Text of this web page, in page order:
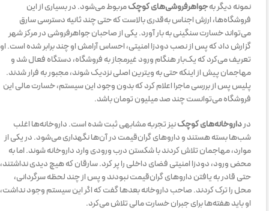
نمونه دیگر بهجواهرفروشی‌های کوچکمربوط می‌شود. در بسیاری از این
فروشگاه‌ها، ارزش اجناس به‌قدری بالاست که حتی چند ثانیه دسترسی سارق
می‌تواند خسارت سنگینی به بار آورد. یکی از صاحبان جواهرفروشی در مرکز شهر
گزارش داد که پس از نصب دودزا امنیتی، احساس آرامش او چند برابر شده است. او
تعریف می‌کرد که یک‌بار هنگام ورود غیرمجاز به فروشگاه، دستگاه فعال شد و
مهاجمان پیش از اینکه حتی به ویترین اصلی نزدیک شوند، مجبور به فرار شدند.
پلیس پس از بررسی ماجرا اعلام کرد که بدون وجود این سیستم، خسارت مالی این
فروشگاه می‌توانست چند صد میلیون تومان باشد.
درداروخانه‌های کوچکنیز تجربه مشابهی ثبت شده است. داروخانه‌ها اغلب
شب‌ها بسته هستند و داروهای گران‌قیمت در آن‌ها نگهداری می‌شود. در یکی از
موارد، مهاجمان تلاش کردند با شکستن درب ورودی وارد داروخانه شوند. اما به
محض ورود، دودزا امنیتی فضای داخلی را پر کرد. سارقان که هیچ دیدی نداشتند،
حتی قادر به یافتن داروهای گران‌قیمت نبودند و پس از چند لحظه سرگردانی،
محل را ترک کردند. صاحب داروخانه بعدها گفت که اگر این سیستم وجود نداشت،
او باید هفته‌ها برای جبران خسارت مالی تلاش می‌کرد.